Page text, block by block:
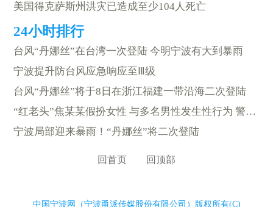
美国得克萨斯州洪灾已造成至少104人死亡
台风“丹娜丝”在台湾一次登陆 今明宁波有大到暴雨
宁波提升防台风应急响应至Ⅲ级
台风“丹娜丝”将于8日在浙江福建一带沿海二次登陆
“红老头”焦某某假扮女性 与多名男性发生性行为 警方通报
宁波局部迎来暴雨！“丹娜丝”将二次登陆
回首页 回顶部
中国宁波网（宁波甬派传媒股份有限公司）版权所有(C)